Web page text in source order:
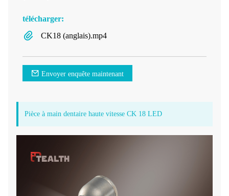
télécharger:
CK18 (anglais).mp4
Envoyer enquête maintenant
Pièce à main dentaire haute vitesse CK 18 LED